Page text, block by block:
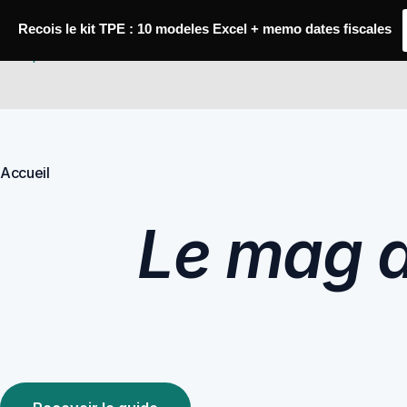
Accueil
Le mag
Recois le kit TPE : 10 modeles Excel + memo dates fiscales